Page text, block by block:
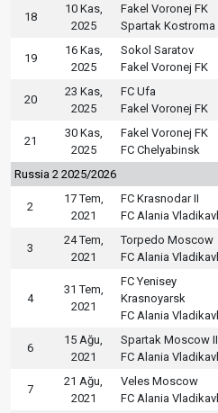
18
10 Kas,
2025
Fakel Voronej FK
Spartak Kostroma
19
16 Kas,
2025
Sokol Saratov
Fakel Voronej FK
20
23 Kas,
2025
FC Ufa
Fakel Voronej FK
21
30 Kas,
2025
Fakel Voronej FK
FC Chelyabinsk
Russia 2 2025/2026
2
17 Tem,
2021
FC Krasnodar II
FC Alania
3
24 Tem,
2021
Torpedo Moscow
FC Alania
4
31 Tem,
2021
FC Yenisey
Krasnoyarsk
FC Alania
6
15 Ağu,
2021
Spartak Moscow II
FC Alania
7
21 Ağu,
2021
Veles Moscow
FC Alania